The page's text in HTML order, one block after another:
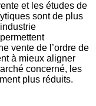
et les études de
sont de plus
vente de l’ordre de
à mieux aligner
concerné, les
plus réduits.